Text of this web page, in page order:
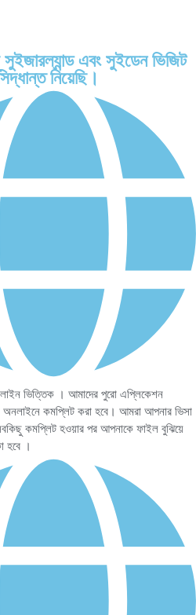
এবং সুইডেন ভিজিট
নিয়েছি।
ভিত্তিক । আমাদের পুরো এপ্লিকেশন
অনলাইনে কমপ্লিট করা হবে। আমরা আপনার ভিসা
কমপ্লিট হওয়ার পর আপনাকে ফাইল বুঝিয়ে
হবে ।